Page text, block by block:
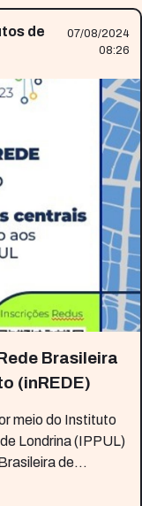
de
07/08/2024
08:26
Brasileira
(inREDE)
meio do Instituto
Londrina (IPPUL)
de